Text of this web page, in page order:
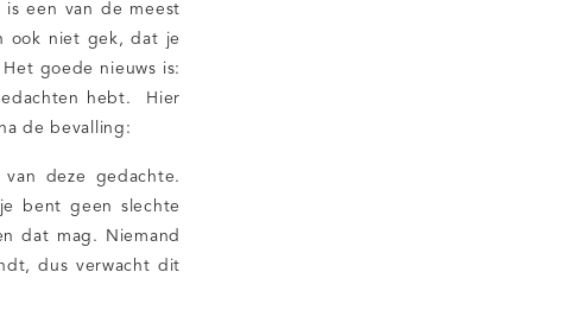
een van de meest
ook niet gek, dat je
goede nieuws is:
hebt. Hier
de bevalling:
deze gedachte.
bent geen slechte
dat mag. Niemand
dus verwacht dit